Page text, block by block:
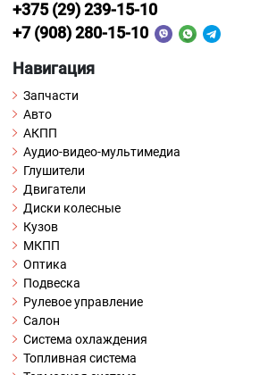
+375 (29) 239-15-10
+7 (908) 280-15-10
Навигация
Запчасти
Авто
АКПП
Аудио-видео-мультимедиа
Глушители
Двигатели
Диски колесные
Кузов
МКПП
Оптика
Подвеска
Рулевое управление
Салон
Система охлаждения
Топливная система